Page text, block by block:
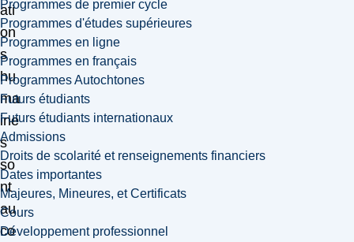
Programmes de premier cycle
Programmes d'études supérieures
Programmes en ligne
Programmes en français
Programmes Autochtones
Futurs étudiants
Futurs étudiants internationaux
Admissions
Droits de scolarité et renseignements financiers
Dates importantes
Majeures, Mineures, et Certificats
Cours
Développement professionnel
ati
on
s
hu
ma
ine
s
so
nt
au
co